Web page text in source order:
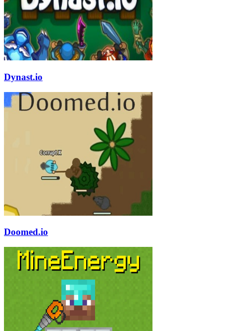
Dynast.io
Doomed.io